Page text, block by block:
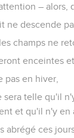
– alors,
ne descende
champs ne
enceintes
pas en hiver,
sera telle qu'il
et qu'il n'y en
abrégé ces